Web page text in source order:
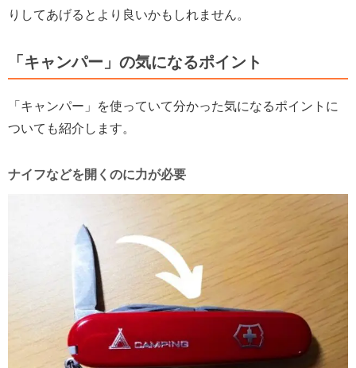
りしてあげるとより良いかもしれません。
「キャンパー」の気になるポイント
「キャンパー」を使っていて分かった気になるポイントに
ついても紹介します。
ナイフなどを開くのに力が必要